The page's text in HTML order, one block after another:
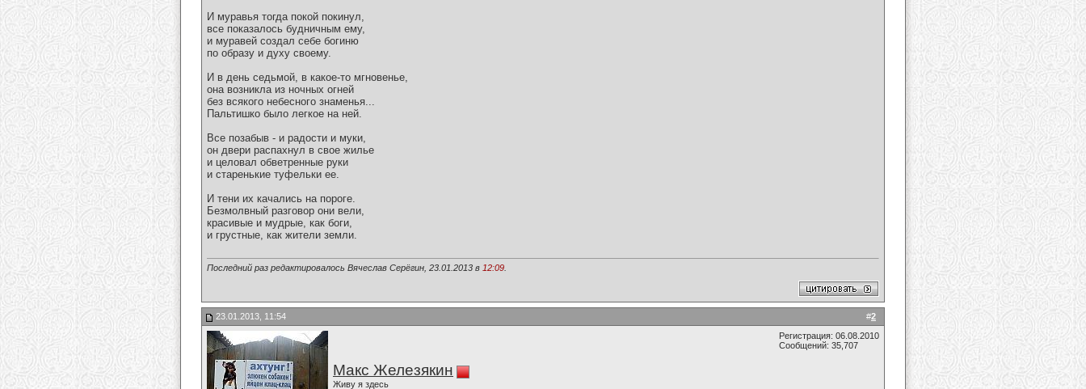
И муравья тогда покой покинул,
все показалось будничным ему,
и муравей создал себе богиню
по образу и духу своему.
И в день седьмой, в какое-то мгновенье,
она возникла из ночных огней
без всякого небесного знаменья...
Пальтишко было легкое на ней.
Все позабыв - и радости и муки,
он двери распахнул в свое жилье
и целовал обветренные руки
и старенькие туфельки ее.
И тени их качались на пороге.
Безмолвный разговор они вели,
красивые и мудрые, как боги,
и грустные, как жители земли.
Последний раз редактировалось Вячеслав Серёгин, 23.01.2013 в 12:09
#2
23.01.2013, 11:54
Макс Железякин
Живу я здесь
Регистрация: 06.08.2010
Сообщений: 35,707